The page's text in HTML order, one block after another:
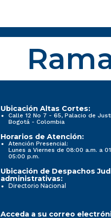
Ubicación Altas Cortes:
Calle 12 No 7 - 65, Palacio de
Bogotá - Colombia
Horarios de Atención:
Atención Presencial:
Lunes a Viernes de 08:00 a.m. a
05:00 p.m.
Ubicación de Despachos
administrativas:
Directorio Nacional
Acceda a su correo